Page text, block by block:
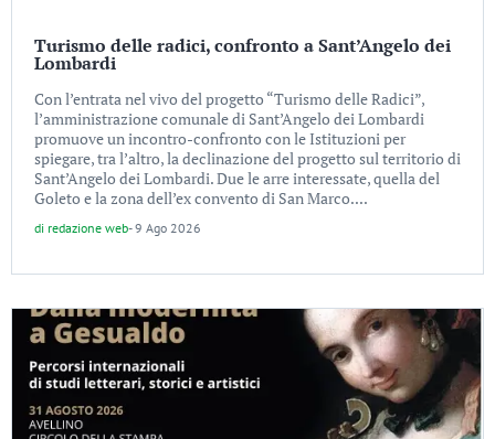
Turismo delle radici, confronto a Sant’Angelo dei
Lombardi
Con l’entrata nel vivo del progetto “Turismo delle Radici”,
l’amministrazione comunale di Sant’Angelo dei Lombardi
promuove un incontro-confronto con le Istituzioni per
spiegare, tra l’altro, la declinazione del progetto sul territorio di
Sant’Angelo dei Lombardi. Due le arre interessate, quella del
Goleto e la zona dell’ex convento di San Marco....
di redazione web-9 Ago 2026